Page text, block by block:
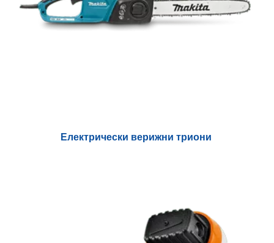
Електрически верижни триони